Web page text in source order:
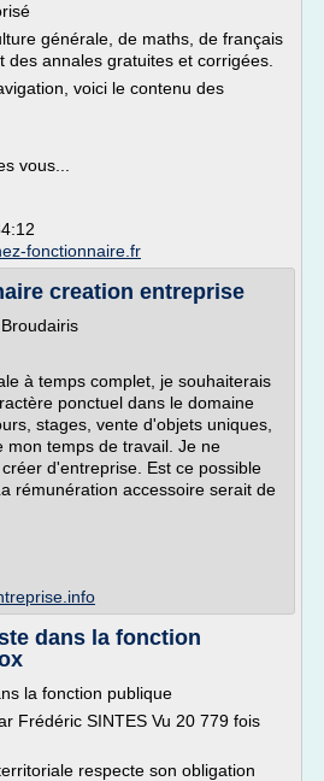
générale, de maths, de français
des annales gratuites et corrigées.
voici le contenu des
vous...
fonctionnaire.fr
creation entreprise
à temps complet, je souhaiterais
ponctuel dans le domaine
stages, vente d'objets uniques,
mon temps de travail. Je ne
d'entreprise. Est ce possible
rémunération accessoire serait de
dans la fonction
la fonction publique
Frédéric SINTES Vu 20 779 fois
respecte son obligation